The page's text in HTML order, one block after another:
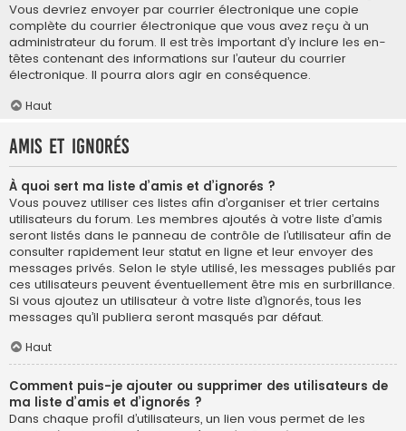
Vous devriez envoyer par courrier électronique une copie
complète du courrier électronique que vous avez reçu à un
administrateur du forum. Il est très important d’y inclure les en-
têtes contenant des informations sur l’auteur du courrier
électronique. Il pourra alors agir en conséquence.
Haut
Amis et ignorés
À quoi sert ma liste d’amis et d’ignorés ?
Vous pouvez utiliser ces listes afin d’organiser et trier certains
utilisateurs du forum. Les membres ajoutés à votre liste d’amis
seront listés dans le panneau de contrôle de l’utilisateur afin de
consulter rapidement leur statut en ligne et leur envoyer des
messages privés. Selon le style utilisé, les messages publiés par
ces utilisateurs peuvent éventuellement être mis en surbrillance.
Si vous ajoutez un utilisateur à votre liste d’ignorés, tous les
messages qu’il publiera seront masqués par défaut.
Haut
Comment puis-je ajouter ou supprimer des utilisateurs de
ma liste d’amis et d’ignorés ?
Dans chaque profil d’utilisateurs, un lien vous permet de les